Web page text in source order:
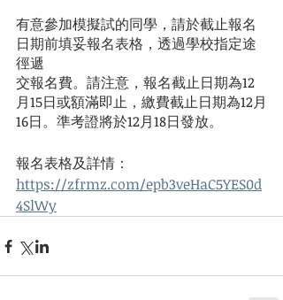
有意參加模擬試的同學，請於截止報名
日期前填妥報名表格，透過學校指定途
徑遞
交報名費。請注意，報名截止日期為12
月15日或額滿即止，繳費截止日期為12月
16日。準考證將於12月18日發放。
報名表格及詳情：
https://zfrmz.com/epb3veHaC5YES0d
4SlWy